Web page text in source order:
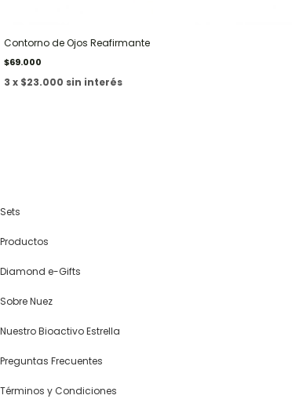
Contorno de Ojos Reafirmante
$69.000
3 x $23.000 sin interés
Sets
Productos
Diamond e-Gifts
Sobre Nuez
Nuestro Bioactivo Estrella
Preguntas Frecuentes
Términos y Condiciones